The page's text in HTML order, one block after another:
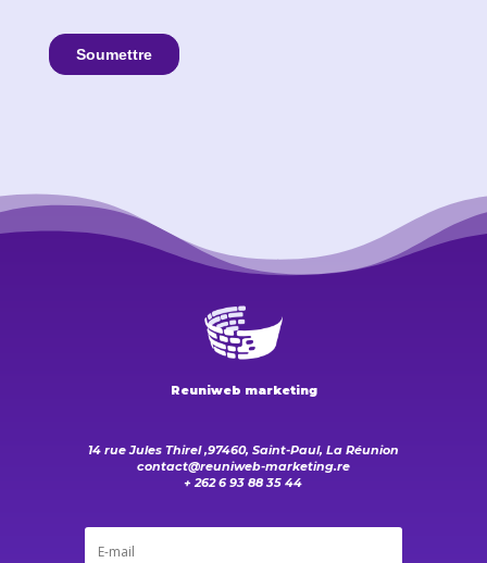
Reuniweb marketing
14 rue Jules Thirel ,97460, Saint-Paul, La Réunion
contact@reuniweb-marketing.re
+ 262 6 93 88 35 44